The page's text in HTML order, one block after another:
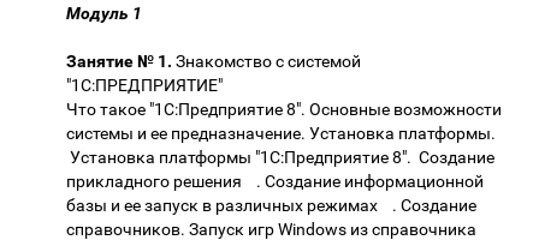
Модуль 1
Занятие № 1. Знакомство с системой
"1С:ПРЕДПРИЯТИЕ"
Что такое "1С:Предприятие 8". Основные возможности
системы и ее предназначение. Установка платформы.
Установка платформы "1С:Предприятие 8". Создание
прикладного решения . Создание информационной
базы и ее запуск в различных режимах . Создание
справочников. Запуск игр Windows из справочника